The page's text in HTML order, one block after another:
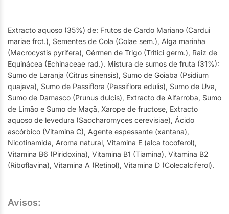
Extracto aquoso (35%) de: Frutos de Cardo Mariano (Cardui
mariae frct.), Sementes de Cola (Colae sem.), Alga marinha
(Macrocystis pyrifera), Gérmen de Trigo (Tritici germ.), Raiz de
Equinácea (Echinaceae rad.). Mistura de sumos de fruta (31%):
Sumo de Laranja (Citrus sinensis), Sumo de Goiaba (Psidium
quajava), Sumo de Passiflora (Passiflora edulis), Sumo de Uva,
Sumo de Damasco (Prunus dulcis), Extracto de Alfarroba, Sumo
de Limão e Sumo de Maçã, Xarope de fructose, Extracto
aquoso de levedura (Saccharomyces cerevisiae), Ácido
ascórbico (Vitamina C), Agente espessante (xantana),
Nicotinamida, Aroma natural, Vitamina E (alca tocoferol),
Vitamina B6 (Piridoxina), Vitamina B1 (Tiamina), Vitamina B2
(Riboflavina), Vitamina A (Retinol), Vitamina D (Colecalciferol).
Avisos: